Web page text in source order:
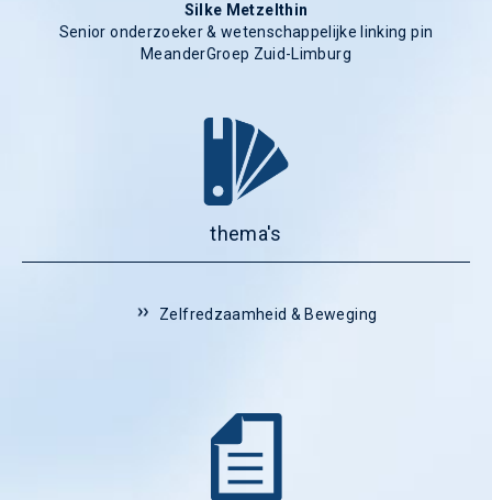
Silke Metzelthin
Senior onderzoeker & wetenschappelijke linking pin
MeanderGroep Zuid-Limburg
thema's
Zelfredzaamheid & Beweging